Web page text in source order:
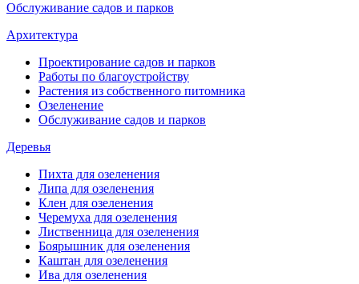
Обслуживание садов и парков
Архитектура
Проектирование садов и парков
Работы по благоустройству
Растения из собственного питомника
Озеленение
Обслуживание садов и парков
Деревья
Пихта для озеленения
Липа для озеленения
Клен для озеленения
Черемуха для озеленения
Лиственница для озеленения
Боярышник для озеленения
Каштан для озеленения
Ива для озеленения